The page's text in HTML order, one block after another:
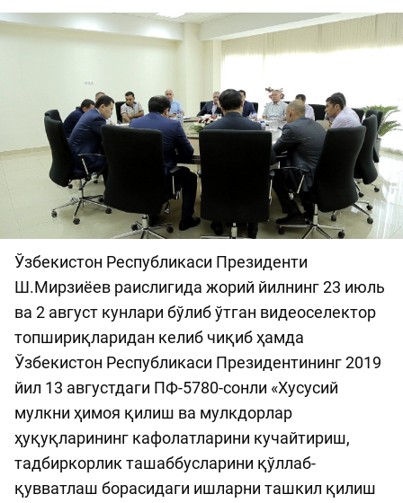
Ўзбекистон Республикаси Президенти
Ш.Мирзиёев раислигида жорий йилнинг 23 июль
ва 2 август кунлари бўлиб ўтган видеоселектор
топшириқларидан келиб чиқиб ҳамда
Ўзбекистон Республикаси Президентининг 2019
йил 13 августдаги ПФ-5780-сонли «Хусусий
мулкни ҳимоя қилиш ва мулкдорлар
ҳуқуқларининг кафолатларини кучайтириш,
тадбиркорлик ташаббусларини қўллаб-
қувватлаш борасидаги ишларни ташкил қилиш